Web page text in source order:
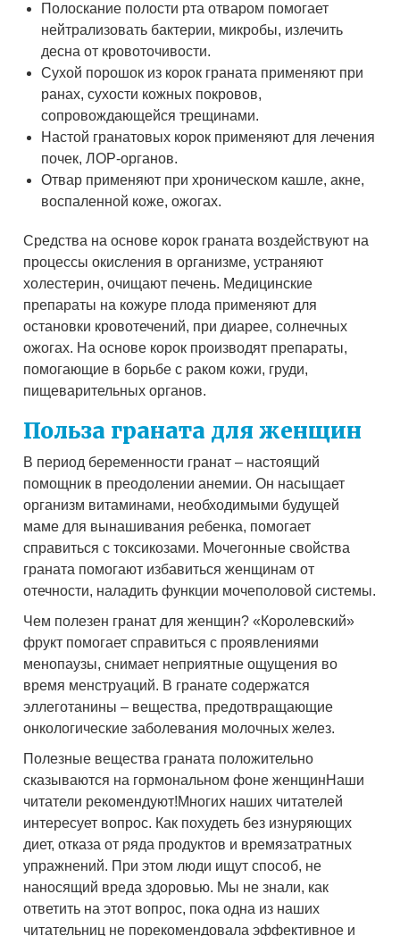
Полоскание полости рта отваром помогает
нейтрализовать бактерии, микробы, излечить
десна от кровоточивости.
Сухой порошок из корок граната применяют при
ранах, сухости кожных покровов,
сопровождающейся трещинами.
Настой гранатовых корок применяют для лечения
почек, ЛОР-органов.
Отвар применяют при хроническом кашле, акне,
воспаленной коже, ожогах.
Средства на основе корок граната воздействуют на
процессы окисления в организме, устраняют
холестерин, очищают печень. Медицинские
препараты на кожуре плода применяют для
остановки кровотечений, при диарее, солнечных
ожогах. На основе корок производят препараты,
помогающие в борьбе с раком кожи, груди,
пищеварительных органов.
Польза граната для женщин
В период беременности гранат – настоящий
помощник в преодолении анемии. Он насыщает
организм витаминами, необходимыми будущей
маме для вынашивания ребенка, помогает
справиться с токсикозами. Мочегонные свойства
граната помогают избавиться женщинам от
отечности, наладить функции мочеполовой системы.
Чем полезен гранат для женщин? «Королевский»
фрукт помогает справиться с проявлениями
менопаузы, снимает неприятные ощущения во
время менструаций. В гранате содержатся
эллеготанины – вещества, предотвращающие
онкологические заболевания молочных желез.
Полезные вещества граната положительно
сказываются на гормональном фоне женщинНаши
читатели рекомендуют!Многих наших читателей
интересует вопрос. Как похудеть без изнуряющих
диет, отказа от ряда продуктов и времязатратных
упражнений. При этом люди ищут способ, не
наносящий вреда здоровью. Мы не знали, как
ответить на этот вопрос, пока одна из наших
читательниц не порекомендовала эффективное и